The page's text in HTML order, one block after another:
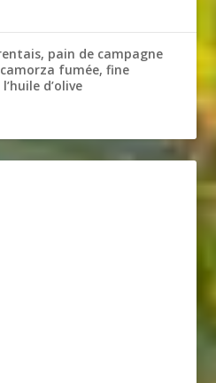
pain de campagne
fumée, fine
d’olive